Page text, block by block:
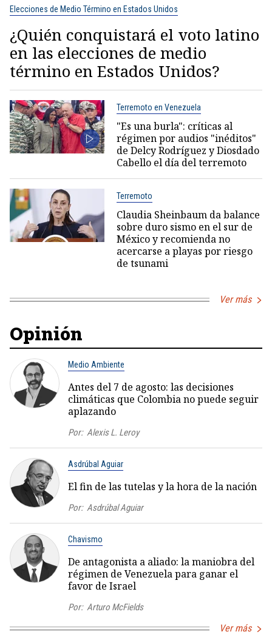
Elecciones de Medio Término en Estados Unidos
¿Quién conquistará el voto latino
en las elecciones de medio
término en Estados Unidos?
Terremoto en Venezuela
"Es una burla": críticas al
régimen por audios "inéditos"
de Delcy Rodríguez y Diosdado
Cabello el día del terremoto
Terremoto
Claudia Sheinbaum da balance
sobre duro sismo en el sur de
México y recomienda no
acercarse a playas por riesgo
de tsunami
Ver más
Opinión
Medio Ambiente
Antes del 7 de agosto: las decisiones
climáticas que Colombia no puede seguir
aplazando
Por: Alexis L. Leroy
Asdrúbal Aguiar
El fin de las tutelas y la hora de la nación
Por: Asdrúbal Aguiar
Chavismo
De antagonista a aliado: la maniobra del
régimen de Venezuela para ganar el
favor de Israel
Por: Arturo McFields
Ver más